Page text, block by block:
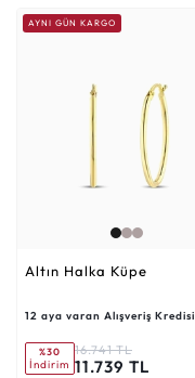
AYNI GÜN KARGO
Altın Halka Küpe
12 aya varan Alışveriş Kredisi
%30
İndirim
16.741 TL
11.739 TL